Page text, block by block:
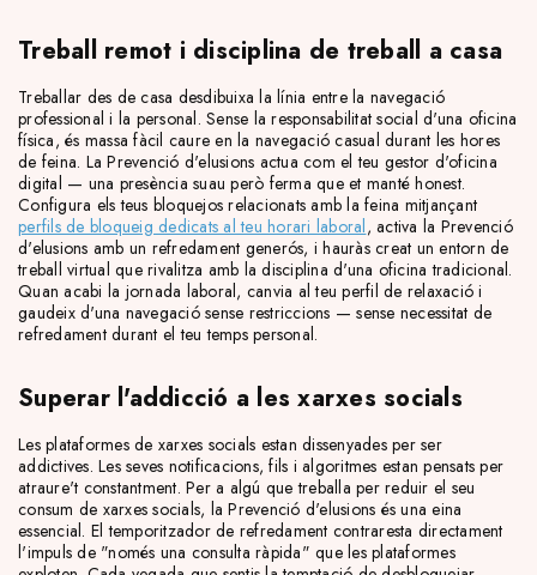
Treball remot i disciplina de treball a casa
Treballar des de casa desdibuixa la línia entre la navegació
professional i la personal. Sense la responsabilitat social d'una oficina
física, és massa fàcil caure en la navegació casual durant les hores
de feina. La Prevenció d'elusions actua com el teu gestor d'oficina
digital — una presència suau però ferma que et manté honest.
Configura els teus bloquejos relacionats amb la feina mitjançant
perfils de bloqueig dedicats al teu horari laboral, activa la Prevenció
d'elusions amb un refredament generós, i hauràs creat un entorn de
treball virtual que rivalitza amb la disciplina d'una oficina tradicional.
Quan acabi la jornada laboral, canvia al teu perfil de relaxació i
gaudeix d'una navegació sense restriccions — sense necessitat de
refredament durant el teu temps personal.
Superar l'addicció a les xarxes socials
Les plataformes de xarxes socials estan dissenyades per ser
addictives. Les seves notificacions, fils i algoritmes estan pensats per
atraure't constantment. Per a algú que treballa per reduir el seu
consum de xarxes socials, la Prevenció d'elusions és una eina
essencial. El temporitzador de refredament contraresta directament
l'impuls de "només una consulta ràpida" que les plataformes